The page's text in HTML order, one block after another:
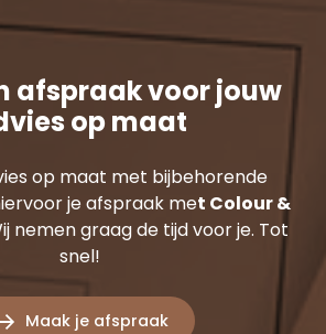
afspraak voor jouw
op maat
op maat met bijbehorende
je afspraak met Colour &
nemen graag de tijd voor je. Tot
snel!
Maak je afspraak